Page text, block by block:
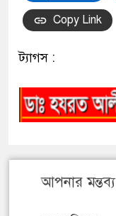
Copy Link
ট্যাগস :
আপনার মন্তব্য